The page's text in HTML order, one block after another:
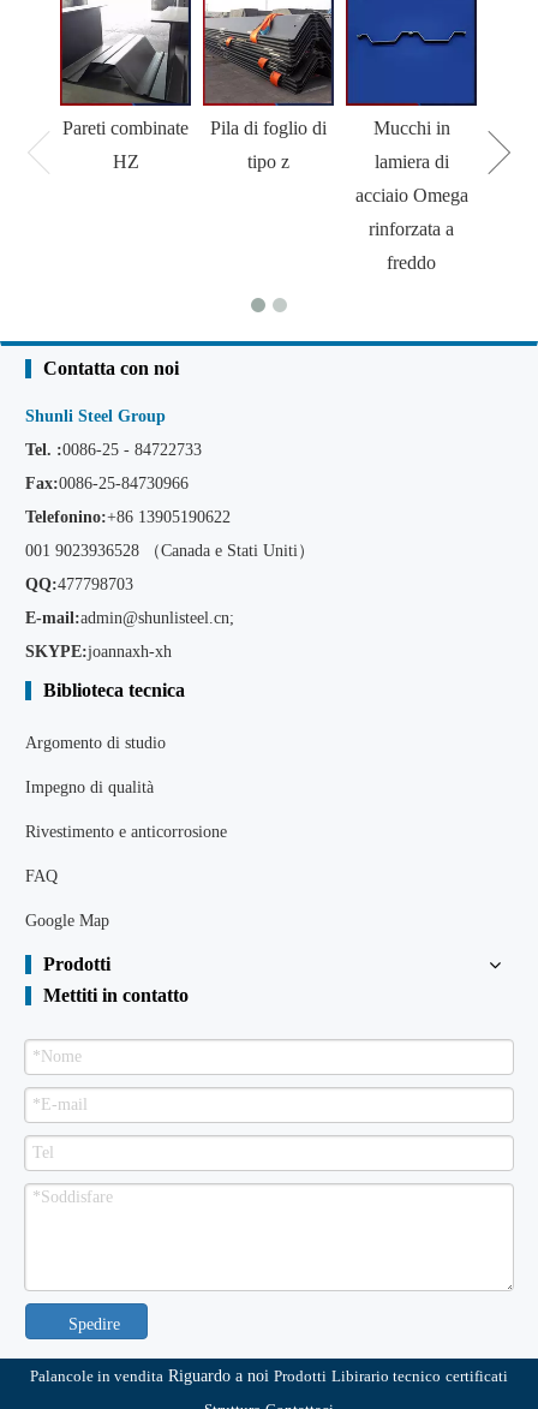
Pareti combinate
HZ
Pila di foglio di
tipo z
Mucchi in
lamiera di
acciaio Omega
rinforzata a
freddo
Contatta con noi
Shunli Steel Group
Tel. :0086-25 - 84722733
Fax:0086-25-84730966
Telefonino:+86 13905190622
001 9023936528 （Canada e Stati Uniti）
QQ:477798703
E-mail:admin@shunlisteel.cn;
SKYPE:joannaxh-xh
Biblioteca tecnica
Argomento di studio
Impegno di qualità
Rivestimento e anticorrosione
FAQ
Google Map
Prodotti
Mettiti in contatto
Spedire
Palancole in vendita Riguardo a noi Prodotti Libirario tecnico certificati